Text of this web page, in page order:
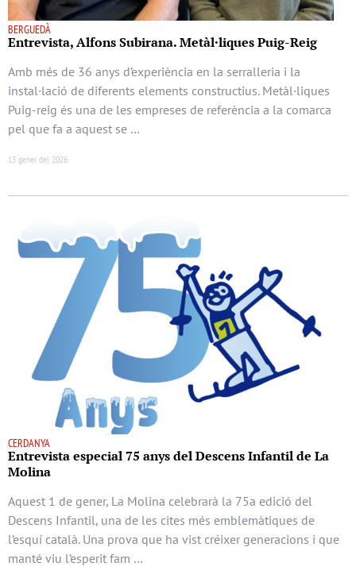
BERGUEDÀ
Entrevista, Alfons Subirana. Metàl·liques Puig-Reig
Amb més de 36 anys d’experiència en la serralleria i la
instal·lació de diferents elements constructius. Metàl·liques
Puig-reig és una de les empreses de referència a la comarca
pel que fa a aquest se …
13 gener del 2026
CERDANYA
Entrevista especial 75 anys del Descens Infantil de La
Molina
Aquest 1 de gener, La Molina celebrarà la 75a edició del
Descens Infantil, una de les cites més emblemàtiques de
l’esquí català. Una prova que ha vist créixer generacions i que
manté viu l’esperit fam …